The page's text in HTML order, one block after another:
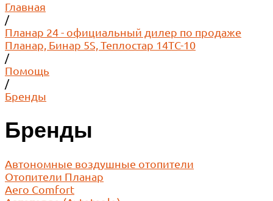
Главная
/
Планар 24 - официальный дилер по продаже
Планар, Бинар 5S, Теплостар 14ТС-10
/
Помощь
/
Бренды
Бренды
Автономные воздушные отопители
Отопители Планар
Aero Comfort